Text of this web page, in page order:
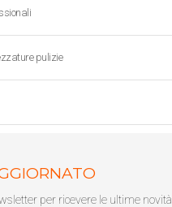
pulizie
per ricevere le ultime novità